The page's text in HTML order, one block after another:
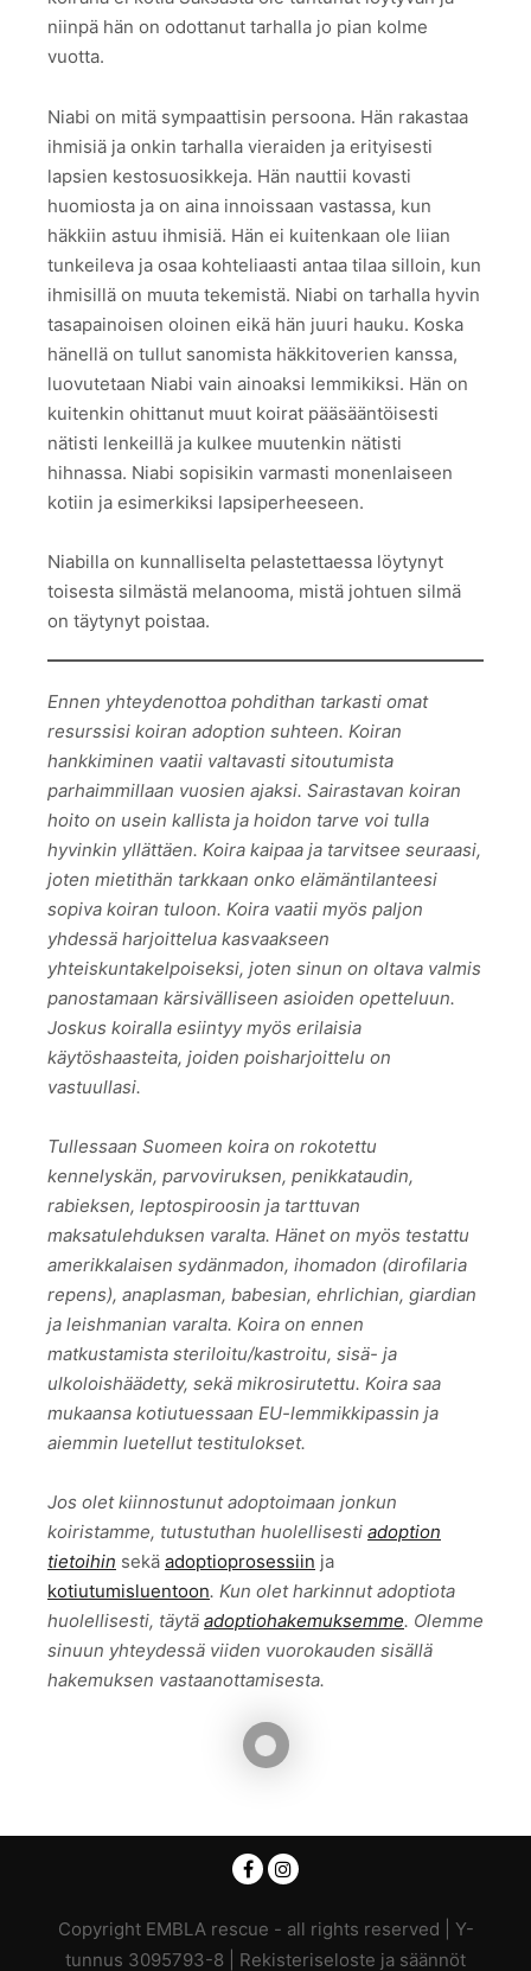
niinpä hän on odottanut tarhalla jo pian kolme
vuotta.
Niabi on mitä sympaattisin persoona. Hän rakastaa
ihmisiä ja onkin tarhalla vieraiden ja erityisesti
lapsien kestosuosikkeja. Hän nauttii kovasti
huomiosta ja on aina innoissaan vastassa, kun
häkkiin astuu ihmisiä. Hän ei kuitenkaan ole liian
tunkeileva ja osaa kohteliaasti antaa tilaa silloin, kun
ihmisillä on muuta tekemistä. Niabi on tarhalla hyvin
tasapainoisen oloinen eikä hän juuri hauku. Koska
hänellä on tullut sanomista häkkitoverien kanssa,
luovutetaan Niabi vain ainoaksi lemmikiksi. Hän on
kuitenkin ohittanut muut koirat pääsääntöisesti
nätisti lenkeillä ja kulkee muutenkin nätisti
hihnassa. Niabi sopisikin varmasti monenlaiseen
kotiin ja esimerkiksi lapsiperheeseen.
Niabilla on kunnalliselta pelastettaessa löytynyt
toisesta silmästä melanooma, mistä johtuen silmä
on täytynyt poistaa.
Ennen yhteydenottoa pohdithan tarkasti omat
resurssisi koiran adoption suhteen. Koiran
hankkiminen vaatii valtavasti sitoutumista
parhaimmillaan vuosien ajaksi. Sairastavan koiran
hoito on usein kallista ja hoidon tarve voi tulla
hyvinkin yllättäen. Koira kaipaa ja tarvitsee seuraasi,
joten mietithän tarkkaan onko elämäntilanteesi
sopiva koiran tuloon. Koira vaatii myös paljon
yhdessä harjoittelua kasvaakseen
yhteiskuntakelpoiseksi, joten sinun on oltava valmis
panostamaan kärsivälliseen asioiden opetteluun.
Joskus koiralla esiintyy myös erilaisia
käytöshaasteita, joiden poisharjoittelu on
vastuullasi.
Tullessaan Suomeen koira on rokotettu
kennelyskän, parvoviruksen, penikkataudin,
rabieksen, leptospiroosin ja tarttuvan
maksatulehduksen varalta. Hänet on myös testattu
amerikkalaisen sydänmadon, ihomadon (dirofilaria
repens), anaplasman, babesian, ehrlichian, giardian
ja leishmanian varalta. Koira on ennen
matkustamista steriloitu/kastroitu, sisä- ja
ulkoloishäädetty, sekä mikrosirutettu. Koira saa
mukaansa kotiutuessaan EU-lemmikkipassin ja
aiemmin luetellut testitulokset.
Jos olet kiinnostunut adoptoimaan jonkun
koiristamme, tutustuthan huolellisesti adoption
tietoihin sekä adoptioprosessiin ja
kotiutumisluentoon. Kun olet harkinnut adoptiota
huolellisesti, täytä adoptiohakemuksemme. Olemme
sinuun yhteydessä viiden vuorokauden sisällä
hakemuksen vastaanottamisesta.
Copyright EMBLA rescue - all rights reserved | Y-
tunnus 3095793-8 | Rekisteriseloste ja säännöt